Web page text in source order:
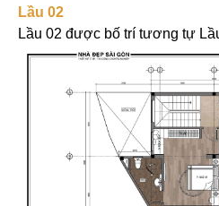
Lầu 02
Lầu 02 được bố trí tương tự